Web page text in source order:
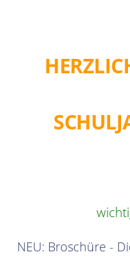
NEU: Broschüre -